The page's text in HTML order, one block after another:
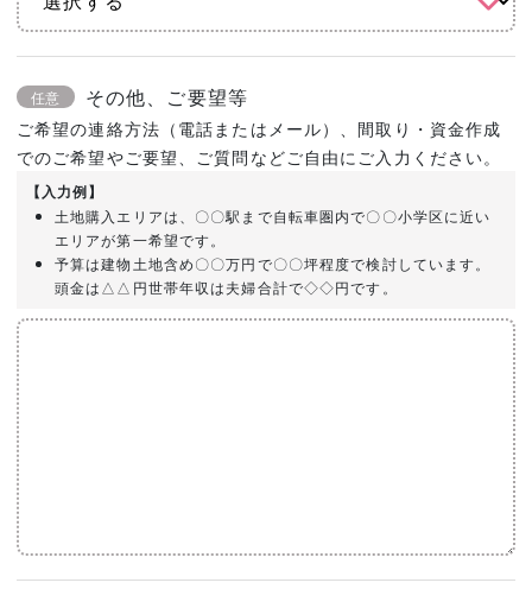
任意 その他、ご要望等
ご希望の連絡方法（電話またはメール）、間取り・資金作成
でのご希望やご要望、ご質問などご自由にご入力ください。
【入力例】
土地購入エリアは、〇〇駅まで自転車圏内で〇〇小学区に近い
エリアが第一希望です。
予算は建物土地含め〇〇万円で〇〇坪程度で検討しています。
頭金は△△円世帯年収は夫婦合計で◇◇円です。